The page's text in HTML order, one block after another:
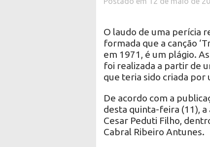
O laudo de uma perícia
formada que a canção
em 1971, é um plágio.
foi realizada a partir de
que teria sido criada por
De acordo com a
desta quinta-feira (11),
Cesar Peduti Filho,
Cabral Ribeiro Antunes.